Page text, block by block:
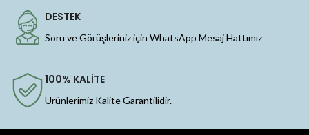
DESTEK
Soru ve Görüşleriniz için WhatsApp Mesaj Hattımız
100% KALİTE
Ürünlerimiz Kalite Garantilidir.